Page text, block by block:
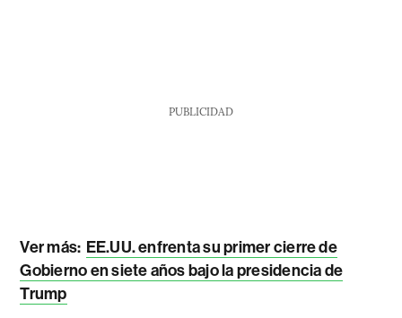
PUBLICIDAD
Ver más: EE.UU. enfrenta su primer cierre de
Gobierno en siete años bajo la presidencia de
Trump